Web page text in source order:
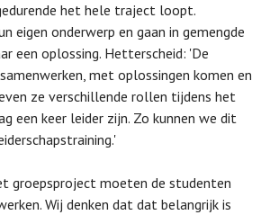
het hele traject loopt.
eigen onderwerp en gaan in gemengde
een oplossing. Hetterscheid: 'De
met oplossingen komen en
ze verschillende rollen tijdens het
een keer leider zijn. Zo kunnen we dit
groepsproject moeten de studenten
Wij denken dat dat belangrijk is